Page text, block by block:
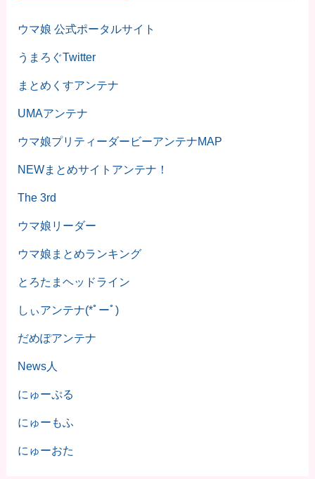
ウマ娘 公式ポータルサイト
うまろぐTwitter
まとめくすアンテナ
UMAアンテナ
ウマ娘プリティーダービーアンテナMAP
NEWまとめサイトアンテナ！
The 3rd
ウマ娘リーダー
ウマ娘まとめランキング
とろたまヘッドライン
しぃアンテナ(*ﾟーﾟ)
だめぽアンテナ
News人
にゅーぷる
にゅーもふ
にゅーおた